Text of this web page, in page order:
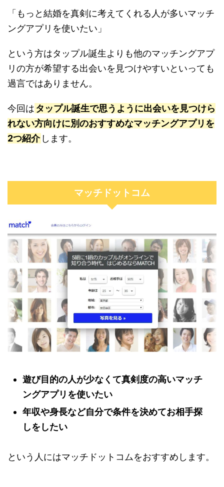
「もっと結婚を真剣に考えてくれる人が多いマッチ
ングアプリを使いたい」
という方はタップル誕生よりも他のマッチングアプ
リの方が希望する出会いを見つけやすいといっても
過言ではありません。
今回は タップル誕生で思うように出会いを見つけら
れない方向けに別のおすすめなマッチングアプリを
2つ紹介 します。
マッチドットコム
遊び目的の人が少なくて真剣度の高いマッチ
ングアプリを使いたい
年収や身長など自分で条件を決めてお相手探
しをしたい
という人にはマッチドットコムをおすすめします。